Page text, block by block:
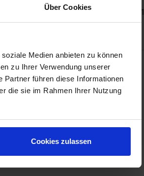
Über Cookies
Medien anbieten zu können
zu Ihrer Verwendung unserer
Partner führen diese Informationen
die sie im Rahmen Ihrer Nutzung
Cookies zulassen
+49 (0) 231 - 18 11 901